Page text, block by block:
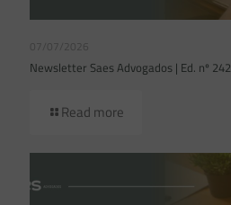
07/07/2026
Newsletter Saes Advogados | Ed. nº 242
Read more